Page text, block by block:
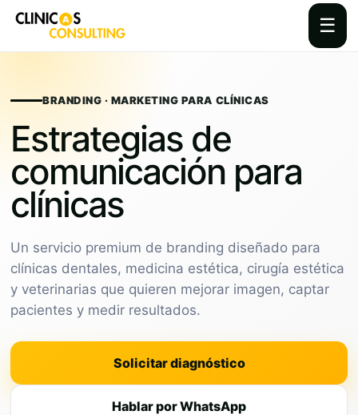
☰
contentBRANDING · MARKETING PARA CLÍNICAS
Estrategias de
comunicación para
clínicas
Un servicio premium de branding diseñado para
clínicas dentales, medicina estética, cirugía estética
y veterinarias que quieren mejorar imagen, captar
pacientes y medir resultados.
Solicitar diagnóstico
Hablar por WhatsApp